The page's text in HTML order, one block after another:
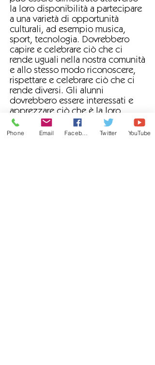
la loro disponibilità a partecipare
a una varietà di opportunità
culturali, ad esempio musica,
sport, tecnologia. Dovrebbero
capire e celebrare ciò che ci
rende uguali nella nostra comunità
e allo stesso modo riconoscere,
rispettare e celebrare ciò che ci
rende diversi. Gli alunni
dovrebbero essere interessati e
apprezzare ciò che è la loro
eredità e ciò che li rende ciò che
sono. In tal modo, la scuola
Phone Email Twitter YouTube